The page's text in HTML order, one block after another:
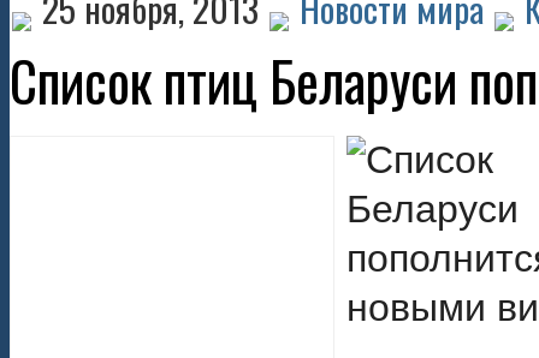
Список птиц Беларуси